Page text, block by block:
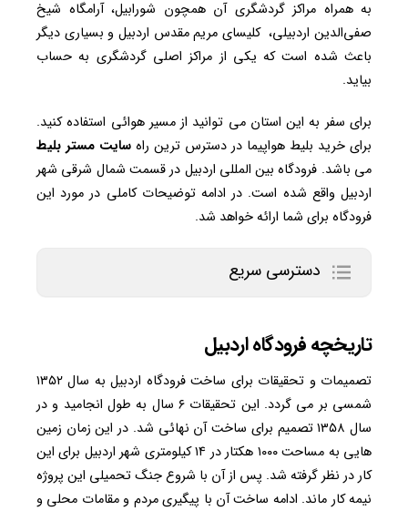
به همراه مراکز گردشگری آن همچون شورابیل، آرامگاه شیخ
صفی‌الدین اردبیلی، کلیسای مریم مقدس اردبیل و بسیاری دیگر
باعث شده است که یکی از مراکز اصلی گردشگری به حساب
بیاید.
برای سفر به این استان می توانید از مسیر هوائی استفاده کنید.
برای خرید بلیط هواپیما در دسترس ترین راه سایت مستر بلیط
می باشد. فرودگاه بین المللی اردبیل در قسمت شمال شرقی شهر
اردبیل واقع شده است. در ادامه توضیحات کاملی در مورد این
فرودگاه برای شما ارائه خواهد شد.
دسترسی سریع
تاریخچه فرودگاه اردبیل
تصمیمات و تحقیقات برای ساخت فرودگاه اردبیل به سال ۱۳۵۲
شمسی بر می گردد. این تحقیقات ۶ سال به طول انجامید و در
سال ۱۳۵۸ تصمیم برای ساخت آن نهائی شد. در این زمان زمین
هایی به مساحت ۱۰۰۰ هکتار در ۱۴ کیلومتری شهر اردبیل برای این
کار در نظر گرفته شد. پس از آن با شروع جنگ تحمیلی این پروژه
نیمه کار ماند. ادامه ساخت آن با پیگیری مردم و مقامات محلی و